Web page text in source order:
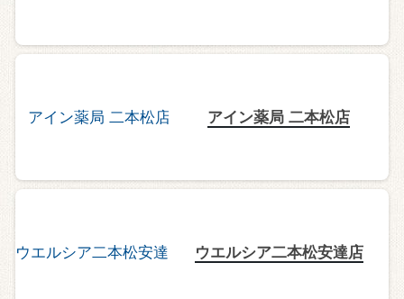
アイン薬局 二本松店
ウエルシア二本松安達店